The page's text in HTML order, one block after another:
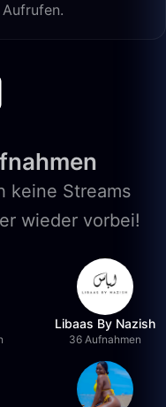
keine Streams
wieder vorbei!
Libaas By Nazish
36 Aufnahmen